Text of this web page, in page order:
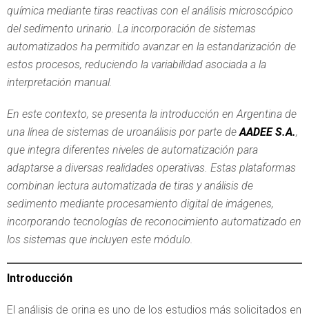
química mediante tiras reactivas con el análisis microscópico
del sedimento urinario. La incorporación de sistemas
automatizados ha permitido avanzar en la estandarización de
estos procesos, reduciendo la variabilidad asociada a la
interpretación manual.
En este contexto, se presenta la introducción en Argentina de
una línea de sistemas de uroanálisis por parte deAADEE S.A.,
que integra diferentes niveles de automatización para
adaptarse a diversas realidades operativas. Estas plataformas
combinan lectura automatizada de tiras y análisis de
sedimento mediante procesamiento digital de imágenes,
incorporando tecnologías de reconocimiento automatizado en
los sistemas que incluyen este módulo.
Introducción
El análisis de orina es uno de los estudios más solicitados en